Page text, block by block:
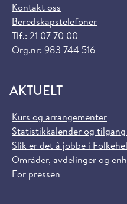
Kontakt oss
Beredskapstelefoner
Tlf.: 21 07 70 00
Org.nr: 983 744 516
AKTUELT
Kurs og arrangementer
Statistikkalender og
Slik er det å jobbe i
Områder, avdelinger og
For pressen